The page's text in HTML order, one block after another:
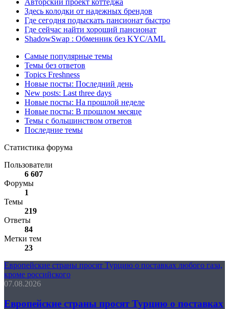
Авторский проект коттеджа
Здесь колодки от надежных брендов
Где сегодня подыскать пансионат быстро
Где сейчас найти хороший пансионат
ShadowSwap : Обменник без KYC/AML
Самые популярные темы
Темы без ответов
Topics Freshness
Новые посты: Последний день
New posts: Last three days
Новые посты: На прошлой неделе
Новые посты: В прошлом месяце
Темы с большинством ответов
Последние темы
Статистика форума
Пользователи
6 607
Форумы
1
Темы
219
Ответы
84
Метки тем
23
Европейские страны просят Турцию о поставках любого газа,
кроме российского
07.08.2026
Европейские страны просят Турцию о поставках